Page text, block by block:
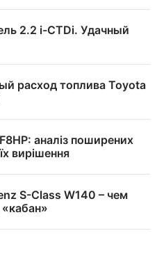
2.2 i-CTDi. Удачный
расход топлива Toyota
аналіз поширених
вирішення
S-Class W140 – чем